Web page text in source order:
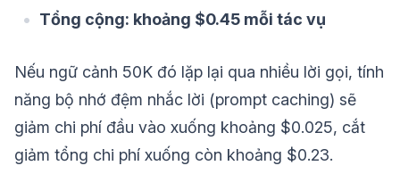
Tổng cộng: khoảng $0.45 mỗi tác vụ
Nếu ngữ cảnh 50K đó lặp lại qua nhiều lời gọi, tính
năng bộ nhớ đệm nhắc lời (prompt caching) sẽ
giảm chi phí đầu vào xuống khoảng $0.025, cắt
giảm tổng chi phí xuống còn khoảng $0.23.